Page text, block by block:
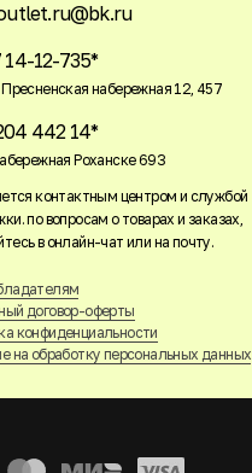
14-12-735*
набережная 12, 457
442 14*
Роханске 693
договор-оферты
конфиденциальности
на обработку персональных данных
контактным центром и службой
по вопросам о товарах и заказах,
в онлайн-чат или на почту.